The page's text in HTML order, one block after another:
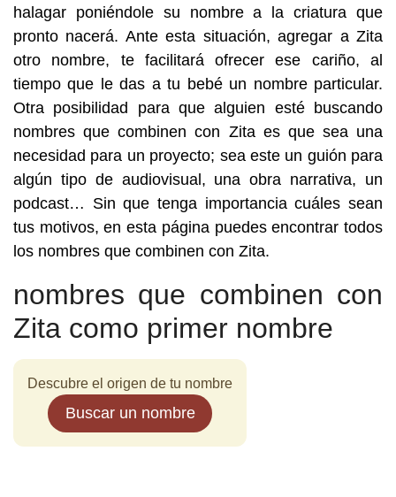
halagar poniéndole su nombre a la criatura que
pronto nacerá. Ante esta situación, agregar a Zita
otro nombre, te facilitará ofrecer ese cariño, al
tiempo que le das a tu bebé un nombre particular.
Otra posibilidad para que alguien esté buscando
nombres que combinen con Zita es que sea una
necesidad para un proyecto; sea este un guión para
algún tipo de audiovisual, una obra narrativa, un
podcast… Sin que tenga importancia cuáles sean
tus motivos, en esta página puedes encontrar todos
los nombres que combinen con Zita.
nombres que combinen con
Zita como primer nombre
Descubre el origen de tu nombre
Buscar un nombre